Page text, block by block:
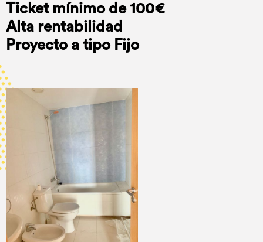
Ticket mínimo de 100€
Alta rentabilidad
Proyecto a tipo Fijo